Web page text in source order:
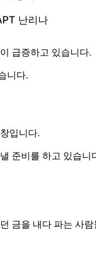
급증하고 있습니다.
니다.
입니다.
준비를 하고 있습니
금을 내다 파는 사